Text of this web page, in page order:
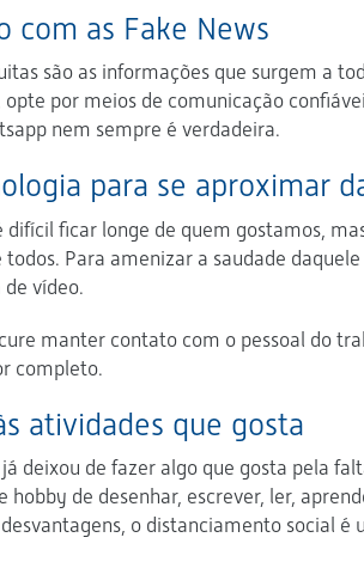
com as Fake News
são as informações que surgem a
opte por meios de comunicação
nem sempre é verdadeira.
para se aproximar
difícil ficar longe de quem gostamos,
todos. Para amenizar a saudade
vídeo.
manter contato com o pessoal do
completo.
atividades que gosta
deixou de fazer algo que gosta pela
hobby de desenhar, escrever, ler,
o distanciamento social é